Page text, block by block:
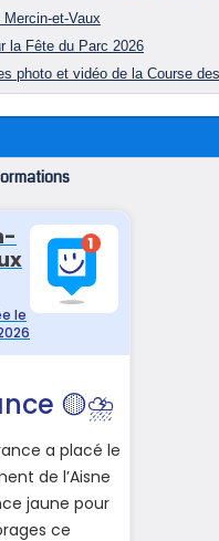
Mercin-et-Vaux
la Fête du Parc 2026
photo et vidéo de la Course